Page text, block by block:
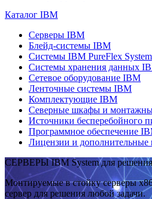
Каталог IBM
Серверы IBM
Блейд-системы IBM
Системы IBM PureFlex System
Системы хранения данных
Сетевое оборудование IBM
Ленточные системы IBM
Комплектующие IBM
Северные шкафы и
Источники бесперебойного
Программное обеспечение
Лицензии и дополнительные
СЕРВЕРЫ IBM System для
Монтируемые в стойку серверы
сервер для решения любой задачи.